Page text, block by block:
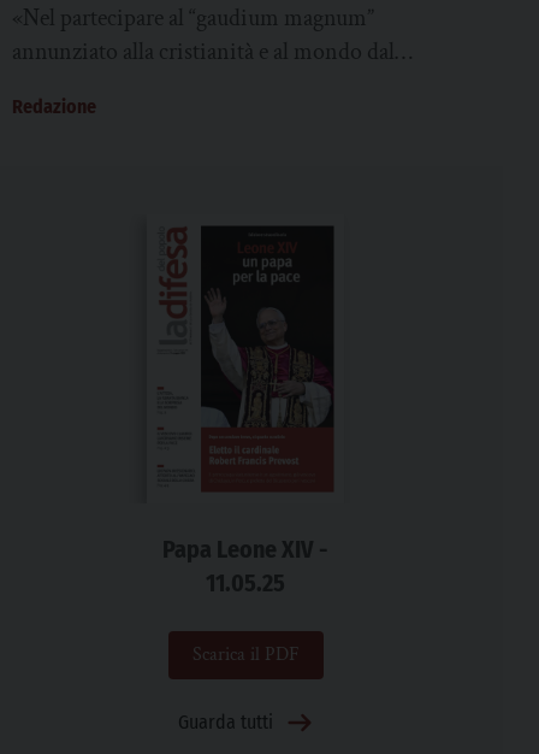
«Nel partecipare al “gaudium magnum”
annunziato alla cristianità e al mondo dal
anche a nome del popolo...
Redazione
Papa Leone XIV -
11.05.25
Scarica il PDF
Guarda tutti